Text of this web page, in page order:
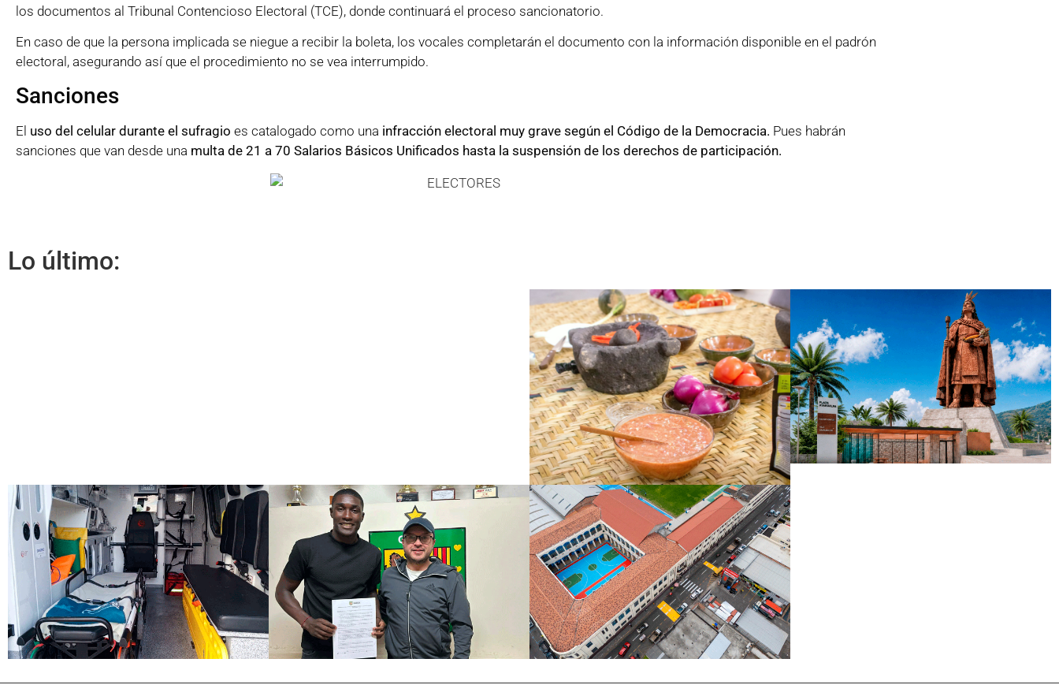
los documentos al Tribunal Contencioso Electoral (TCE), donde continuará el proceso sancionatorio.
En caso de que la persona implicada se niegue a recibir la boleta, los vocales completarán el documento con la información disponible en el padrón
electoral, asegurando así que el procedimiento no se vea interrumpido.
Sanciones
El uso del celular durante el sufragio es catalogado como una infracción electoral muy grave según el Código de la Democracia. Pues habrán
sanciones que van desde una multa de 21 a 70 Salarios Básicos Unificados hasta la suspensión de los derechos de participación.
Lo último: